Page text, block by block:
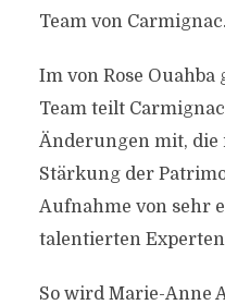
Team von Carmignac.
Im von Rose
Team teilt
Änderungen mit, die
Stärkung der
Aufnahme von sehr
talentierten
So wird Marie-Anne